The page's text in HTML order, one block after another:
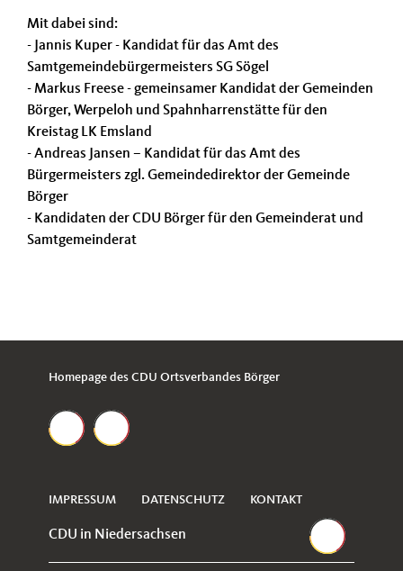
Mit dabei sind:
- Jannis Kuper - Kandidat für das Amt des
Samtgemeindebürgermeisters SG Sögel
- Markus Freese - gemeinsamer Kandidat der Gemeinden
Börger, Werpeloh und Spahnharrenstätte für den
Kreistag LK Emsland
- Andreas Jansen – Kandidat für das Amt des
Bürgermeisters zgl. Gemeindedirektor der Gemeinde
Börger
- Kandidaten der CDU Börger für den Gemeinderat und
Samtgemeinderat
Homepage des CDU Ortsverbandes Börger
IMPRESSUM DATENSCHUTZ KONTAKT
CDU in Niedersachsen